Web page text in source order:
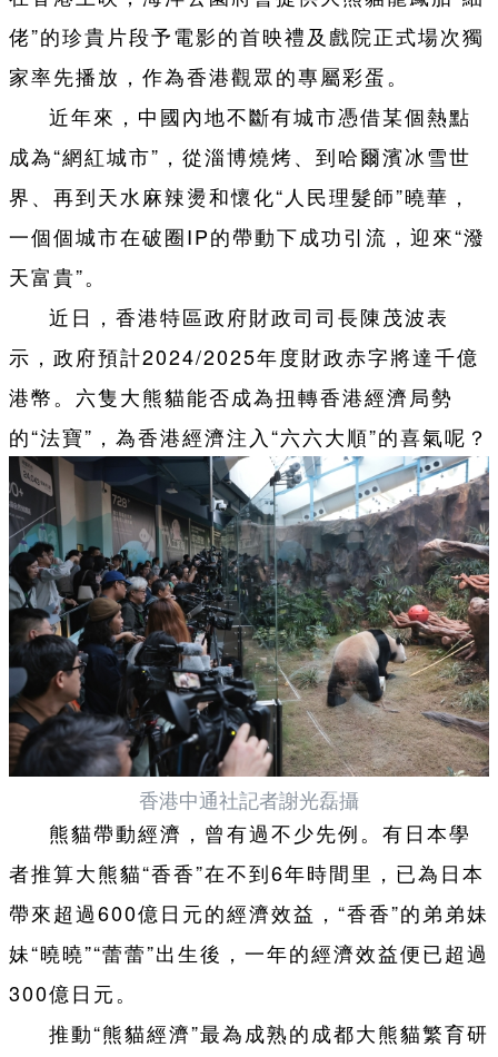
佬”的珍貴片段予電影的首映禮及戲院正式場次獨
家率先播放，作為香港觀眾的專屬彩蛋。
近年來，中國內地不斷有城市憑借某個熱點
成為“網紅城市”，從淄博燒烤、到哈爾濱冰雪世
界、再到天水麻辣燙和懷化“人民理髮師”曉華，
一個個城市在破圈IP的帶動下成功引流，迎來“潑
天富貴”。
近日，香港特區政府財政司司長陳茂波表
示，政府預計2024/2025年度財政赤字將達千億
港幣。六隻大熊貓能否成為扭轉香港經濟局勢
的“法寶”，為香港經濟注入“六六大順”的喜氣呢？
香港中通社記者謝光磊攝
熊貓帶動經濟，曾有過不少先例。有日本學
者推算大熊貓“香香”在不到6年時間里，已為日本
帶來超過600億日元的經濟效益，“香香”的弟弟妹
妹“曉曉”“蕾蕾”出生後，一年的經濟效益便已超過
300億日元。
推動“熊貓經濟”最為成熟的成都大熊貓繁育研